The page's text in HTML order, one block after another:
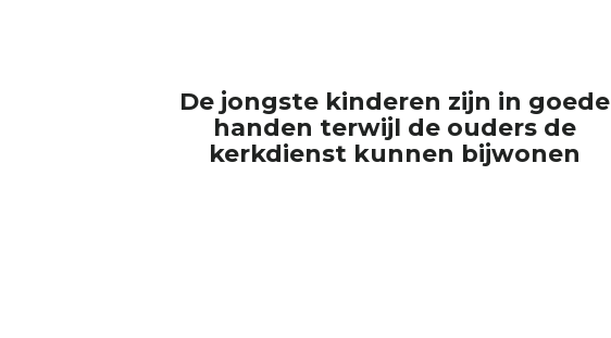
De jongste kinderen zijn in goede
handen terwijl de ouders de
kerkdienst kunnen bijwonen